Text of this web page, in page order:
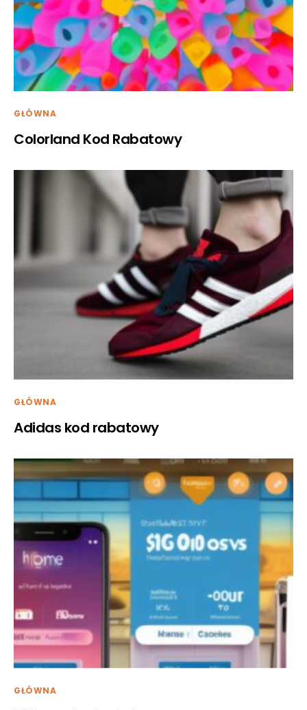
GŁÓWNA
Colorland Kod Rabatowy
GŁÓWNA
Adidas kod rabatowy
GŁÓWNA